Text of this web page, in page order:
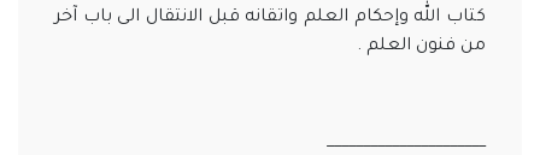
كتاب الله وإحكام العلم واتقانه قبل الانتقال الى باب آخر
من فنون العلم .
______________________